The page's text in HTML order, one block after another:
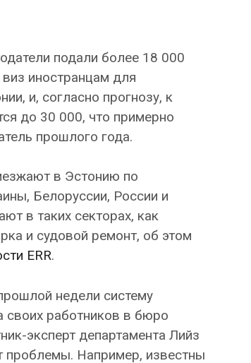
подали более 18 000
иностранцам для
и, согласно прогнозу, к
до 30 000, что примерно
прошлого года.
в Эстонию по
Белоруссии, России и
в таких секторах, как
и судовой ремонт, об этом
ERR.
недели систему
своих работников в бюро
эксперт департамента Лийз
проблемы. Например, известны